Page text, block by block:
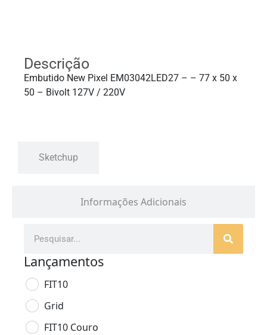
Informações Adicionais
Descrição
Embutido New Pixel EM03042LED27 – – 77 x 50 x
50 – Bivolt 127V / 220V
Sketchup
Lançamentos
FIT10
Grid
FIT10 Couro